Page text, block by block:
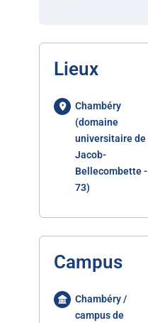
Lieux
Chambéry
(domaine
universitaire de
Jacob-
Bellecombette -
73)
Campus
Chambéry /
campus de